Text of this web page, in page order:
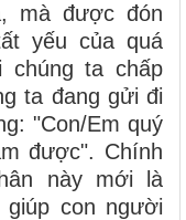
mà được đón
yếu của quá
chúng ta chấp
ta đang gửi đi
"Con/Em quý
được". Chính
này mới là
giúp con người